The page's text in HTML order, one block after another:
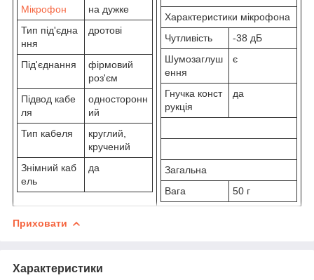
Мікрофон
на дужке
Тип під'єдна
ння
дротові
Під'єднання
фірмовий
роз'єм
Підвод кабе
ля
односторонн
ий
Тип кабеля
круглий,
кручений
Знімний каб
ель
да
Характеристики мікрофона
Чутливість
-38 дБ
Шумозаглуш
ення
є
Гнучка конст
рукція
да
Загальна
Вага
50 г
Приховати
Характеристики